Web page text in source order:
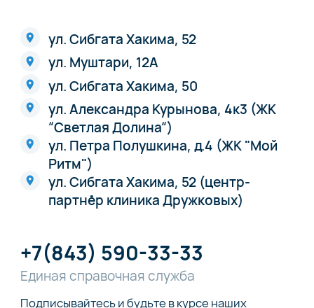
ул. Сибгата Хакима, 52
ул. Муштари, 12А
ул. Сибгата Хакима, 50
ул. Александра Курынова, 4к3 (ЖК
“Светлая Долина“)
ул. Петра Полушкина, д.4 (ЖК "Мой
Ритм")
ул. Сибгата Хакима, 52 (центр-
партнёр клиника Дружковых)
+7(843) 590-33-33
Единая справочная служба
Подписывайтесь и будьте в курсе наших